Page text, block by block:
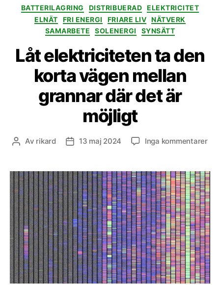
Kategorier
BATTERILAGRING DISTRIBUERAD ELEKTRICITET
ELNÄT
FRI ENERGI FRIARE LIV NÄTVERK
SAMARBETE
SOLENERGI SYNSÄTT
Låt elektriciteten ta den
korta vägen mellan
grannar där det är
möjligt
Inläggsförfattare
Av rikard Inläggsdatum
13 maj 2024 Inga kommentarertill
ta
den
där
det
är